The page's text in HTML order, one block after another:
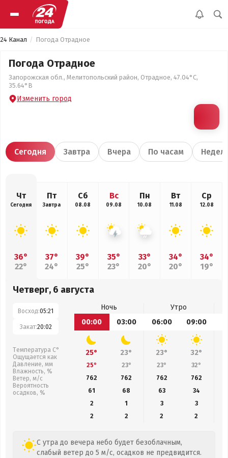
24 Канал Погода Отрадное
Погода Отрадное
Запорожская обл., Мелитопольский район, Отрадное, 47.04°С,
35.64°В
Изменить город
Сегодня Завтра Вчера По часам
Чт
Сегодня
36°
22°
Пт
Завтра
37°
24°
Сб
08.08
39°
25°
Вс
09.08
35°
23°
Пн
10.08
33°
20°
Вт
11.08
34°
20°
Ср
12.08
34°
19°
Четверг, 6 августа
Восход:05:21
Закат:20:02
Температура С°
Ощущается как
Давление, мм
Влажность, %
Ветер, м/с
Вероятность
осадков, %
Ночь
Утро
00:00
03:00 06:00 09:00
25° 23° 23° 32°
25° 23° 23° 32°
762
762 762 762
61
68 63 34
2
1 3
3
2
2 2 2
С утра до вечера небо будет безоблачным,
слабый ветер до 5 м/с, осадков не предвидится.